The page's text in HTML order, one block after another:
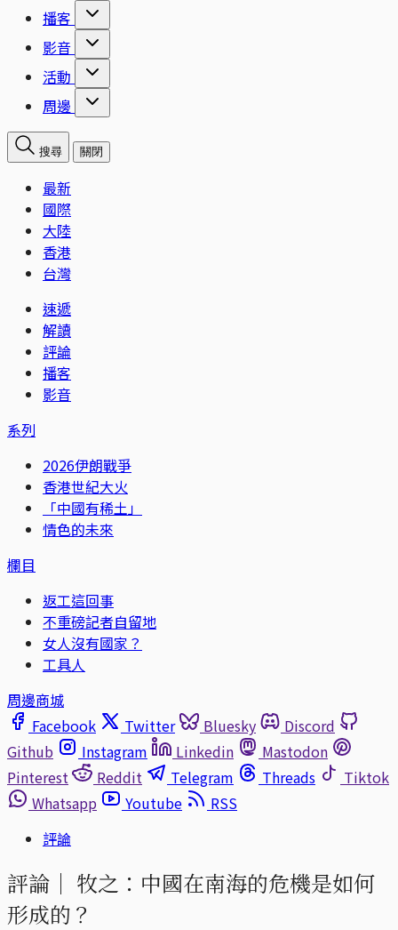
播客
影音
活動
周邊
搜尋 關閉
最新
國際
大陸
香港
台灣
速遞
解讀
評論
播客
影音
系列
2026伊朗戰爭
香港世紀大火
「中國有稀土」
情色的未來
欄目
返工這回事
不重磅記者自留地
女人沒有國家？
工具人
周邊商城
Facebook
Twitter Bluesky
Discord
Github
Instagram Linkedin
Mastodon
Pinterest
Reddit Telegram Threads
Tiktok
Whatsapp
Youtube
RSS
評論
評論｜ 牧之：中國在南海的危機是如何
形成的？